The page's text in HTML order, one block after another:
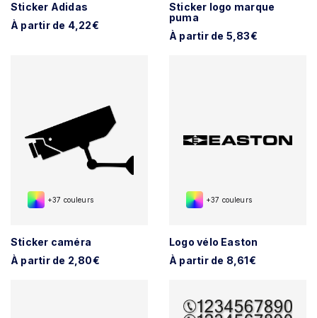
Sticker Adidas
À partir de 4,22€
Sticker logo marque
puma
À partir de 5,83€
+37 couleurs
Sticker caméra
À partir de 2,80€
+37 couleurs
Logo vélo Easton
À partir de 8,61€